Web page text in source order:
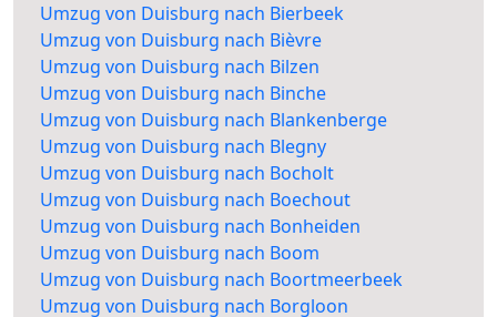
Umzug von Duisburg nach Bierbeek
Umzug von Duisburg nach Bièvre
Umzug von Duisburg nach Bilzen
Umzug von Duisburg nach Binche
Umzug von Duisburg nach Blankenberge
Umzug von Duisburg nach Blegny
Umzug von Duisburg nach Bocholt
Umzug von Duisburg nach Boechout
Umzug von Duisburg nach Bonheiden
Umzug von Duisburg nach Boom
Umzug von Duisburg nach Boortmeerbeek
Umzug von Duisburg nach Borgloon